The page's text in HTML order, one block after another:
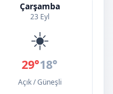
Çarşamba
23 Eyl
☀️
29°18°
Açık / Güneşli